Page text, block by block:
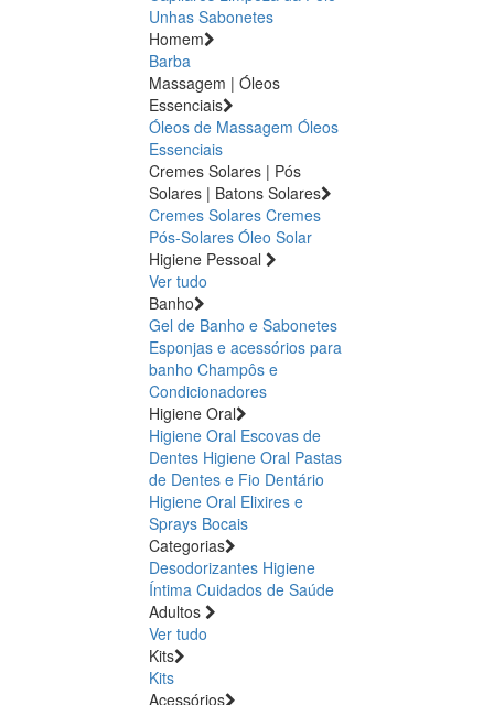
Unhas Sabonetes
Homem
Barba
Massagem | Óleos
Essenciais
Óleos de Massagem Óleos
Essenciais
Cremes Solares | Pós
Solares | Batons Solares
Cremes Solares Cremes
Pós-Solares Óleo Solar
Higiene Pessoal
Ver tudo
Banho
Gel de Banho e Sabonetes
Esponjas e acessórios para
banho Champôs e
Condicionadores
Higiene Oral
Higiene Oral Escovas de
Dentes Higiene Oral Pastas
de Dentes e Fio Dentário
Higiene Oral Elixires e
Sprays Bocais
Categorias
Desodorizantes Higiene
Íntima Cuidados de Saúde
Adultos
Ver tudo
Kits
Kits
Acessórios